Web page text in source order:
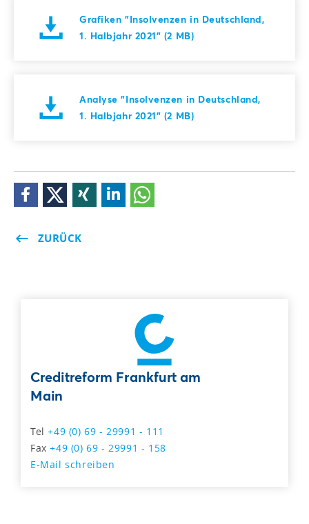
Grafiken "Insolvenzen in Deutschland,
1. Halbjahr 2021" (2 MB)
Analyse "Insolvenzen in Deutschland,
1. Halbjahr 2021" (2 MB)
ZURÜCK
Creditreform Frankfurt am
Main
Tel+49 (0) 69 - 29991 - 111
Fax+49 (0) 69 - 29991 - 158
E-Mail schreiben